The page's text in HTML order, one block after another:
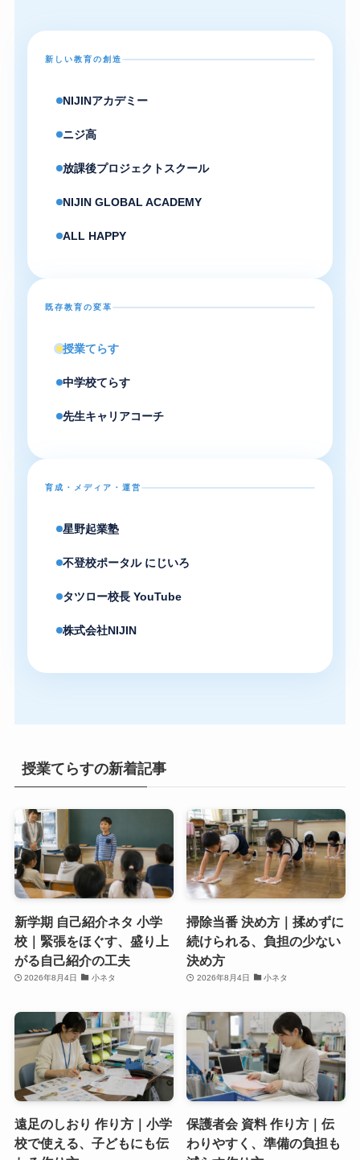
新しい教育の創造
NIJINアカデミー
ニジ高
放課後プロジェクトスクール
NIJIN GLOBAL ACADEMY
ALL HAPPY
既存教育の変革
授業てらす
中学校てらす
先生キャリアコーチ
育成・メディア・運営
星野起業塾
不登校ポータル にじいろ
タツロー校長 YouTube
株式会社NIJIN
授業てらすの新着記事
新学期 自己紹介ネタ 小学
校｜緊張をほぐす、盛り上
がる自己紹介の工夫
2026年8月4日 小ネタ
掃除当番 決め方｜揉めずに
続けられる、負担の少ない
決め方
2026年8月4日 小ネタ
遠足のしおり 作り方｜小学
校で使える、子どもにも伝
保護者会 資料 作り方｜伝
わりやすく、準備の負担も